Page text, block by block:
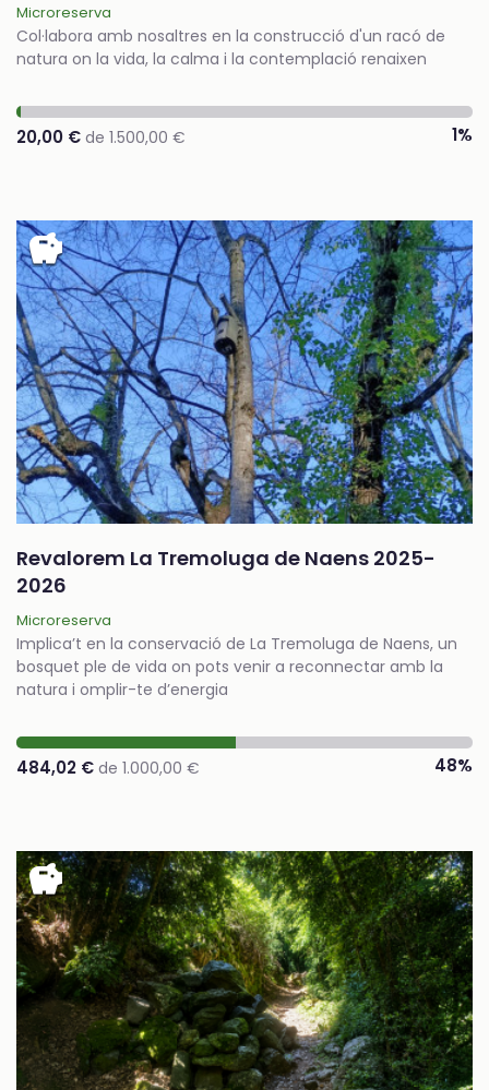
Microreserva
Col·labora amb nosaltres en la construcció d'un racó de
natura on la vida, la calma i la contemplació renaixen
20,00 € de 1.500,00 € 1%
savings
Revalorem La Tremoluga de Naens 2025-
2026
Microreserva
Implica’t en la conservació de La Tremoluga de Naens, un
bosquet ple de vida on pots venir a reconnectar amb la
natura i omplir-te d’energia
484,02 € de 1.000,00 € 48%
savings